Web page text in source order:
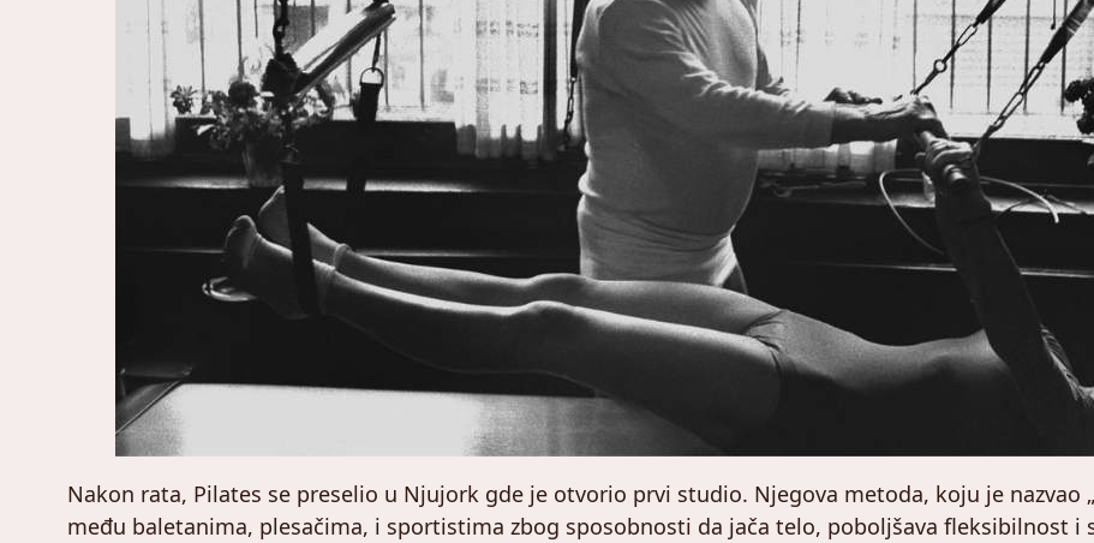
Nakon rata, Pilates se preselio u Njujork gde je otvorio prvi studio. Njegova metoda, koju je nazvao
među baletanima, plesačima, i sportistima zbog sposobnosti da jača telo, poboljšava fleksibilnost i